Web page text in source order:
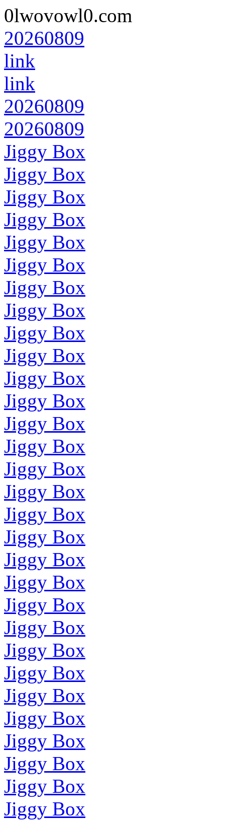
0lwovowl0.com
20260809
link
link
20260809
20260809
Jiggy Box
Jiggy Box
Jiggy Box
Jiggy Box
Jiggy Box
Jiggy Box
Jiggy Box
Jiggy Box
Jiggy Box
Jiggy Box
Jiggy Box
Jiggy Box
Jiggy Box
Jiggy Box
Jiggy Box
Jiggy Box
Jiggy Box
Jiggy Box
Jiggy Box
Jiggy Box
Jiggy Box
Jiggy Box
Jiggy Box
Jiggy Box
Jiggy Box
Jiggy Box
Jiggy Box
Jiggy Box
Jiggy Box
Jiggy Box